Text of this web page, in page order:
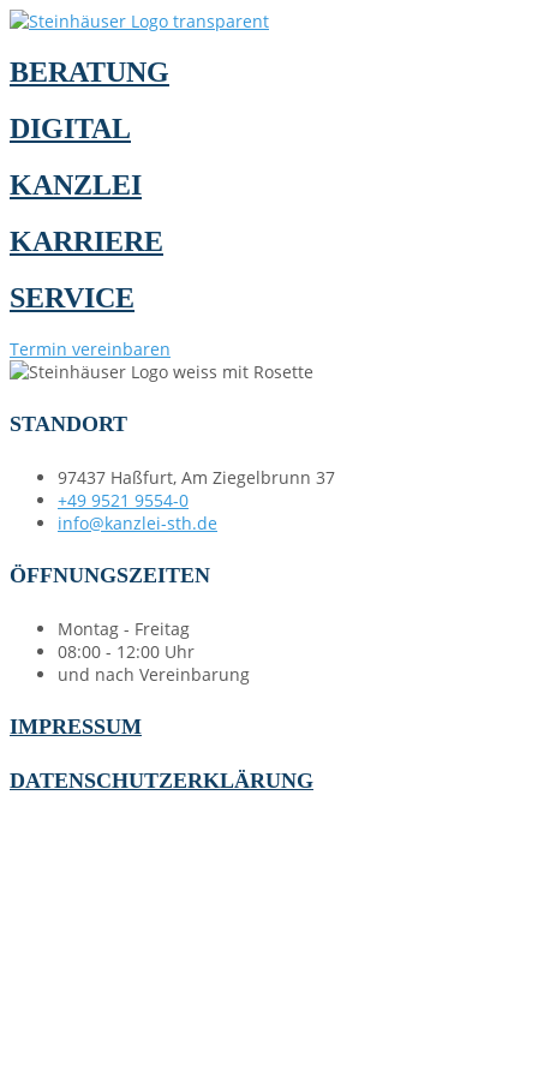
BERATUNG
DIGITAL
KANZLEI
KARRIERE
SERVICE
Termin vereinbaren
STANDORT
97437 Haßfurt, Am Ziegelbrunn 37
+49 9521 9554-0
info@kanzlei-sth.de
ÖFFNUNGSZEITEN
Montag - Freitag
08:00 - 12:00 Uhr
und nach Vereinbarung
IMPRESSUM
DATENSCHUTZERKLÄRUNG